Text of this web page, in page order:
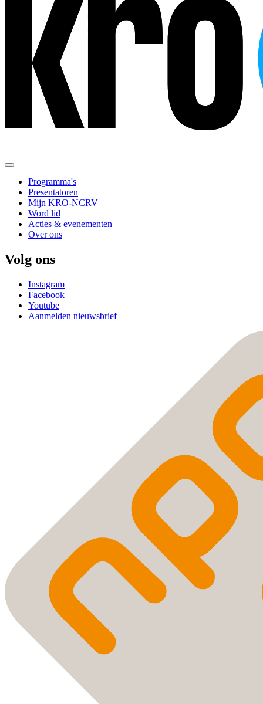
Programma's
Presentatoren
Mijn KRO-NCRV
Word lid
Acties & evenementen
Over ons
Volg ons
Instagram
Facebook
Youtube
Aanmelden nieuwsbrief